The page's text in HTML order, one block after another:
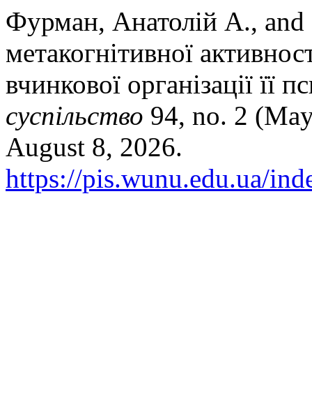
Фурман, Анатолій А.,
метакогнітивної
вчинкової організації її
суспільство 94, no. 2
August 8, 2026.
https://pis.wunu.edu.ua/